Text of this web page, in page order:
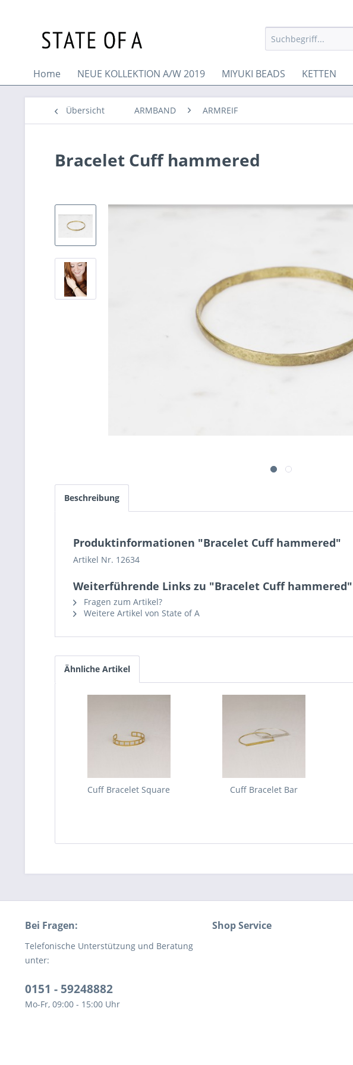
Home NEUE KOLLEKTION A/W 2019 MIYUKI BEADS KETTEN
Übersicht ARMBAND ARMREIF
Bracelet Cuff hammered
Beschreibung
Produktinformationen "Bracelet Cuff hammered"
Artikel Nr. 12634
Weiterführende Links zu "Bracelet Cuff hammered"
Fragen zum Artikel?
Weitere Artikel von State of A
Ähnliche Artikel
Cuff Bracelet Square Cuff Bracelet Bar
Bei Fragen:
Telefonische Unterstützung und Beratung
unter:
0151 - 59248882
Mo-Fr, 09:00 - 15:00 Uhr
Shop Service